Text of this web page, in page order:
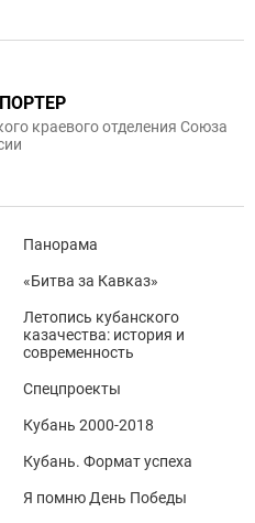
краевого отделения Союза
Панорама
«Битва за Кавказ»
Летопись кубанского
казачества: история и
современность
Спецпроекты
Кубань 2000-2018
Кубань. Формат успеха
Я помню День Победы